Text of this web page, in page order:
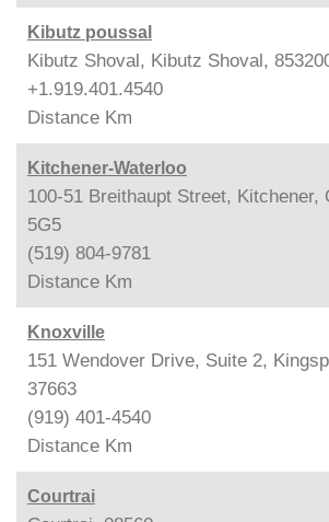
Kibutz poussal
Kibutz Shoval, Kibutz Shoval,
+1.919.401.4540
Distance Km
Kitchener-Waterloo
100-51 Breithaupt Street, Kitchener,
5G5
(519) 804-9781
Distance Km
Knoxville
151 Wendover Drive, Suite 2,
37663
(919) 401-4540
Distance Km
Courtrai